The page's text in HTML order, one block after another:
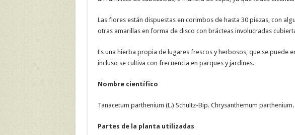
Las flores están dispuestas en corimbos de hasta 30 piezas, con
otras amarillas en forma de disco con brácteas involucradas
Es una hierba propia de lugares frescos y herbosos, que se puede
incluso se cultiva con frecuencia en parques y jardines.
Nombre científico
Tanacetum parthenium (L.) Schultz-Bip. Chrysanthemum parthenium.
Partes de la planta utilizadas